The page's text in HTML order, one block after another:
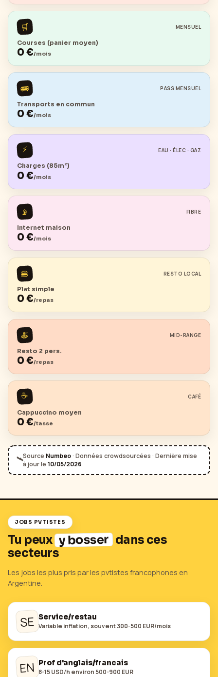
🛒 MENSUEL
Courses (panier moyen)
0 €/mois
🚌 PASS MENSUEL
Transports en commun
0 €/mois
⚡ EAU · ÉLEC · GAZ
Charges (85m²)
0 €/mois
📡 FIBRE
Internet maison
0 €/mois
🍔 RESTO LOCAL
Plat simple
0 €/repas
🍝 MID-RANGE
Resto 2 pers.
0 €/repas
☕ CAFÉ
Cappuccino moyen
0 €/tasse
🛰️Source Numbeo· Données crowdsourcées · Dernière mise
à jour le 10/05/2026
JOBS PVTISTES
Tu peux y bosser dans ces
secteurs
Les jobs les plus pris par les pvtistes francophones en
Argentine.
SE Service/restau
Variable inflation, souvent 300-500 EUR/mois
EN Prof d'anglais/francais
8-15 USD/h environ 500-900 EUR